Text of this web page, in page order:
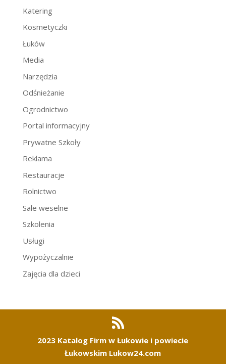
Katering
Kosmetyczki
Łuków
Media
Narzędzia
Odśnieżanie
Ogrodnictwo
Portal informacyjny
Prywatne Szkoły
Reklama
Restauracje
Rolnictwo
Sale weselne
Szkolenia
Usługi
Wypożyczalnie
Zajęcia dla dzieci
2023 Katalog Firm w Łukowie i powiecie
Łukowskim Lukow24.com